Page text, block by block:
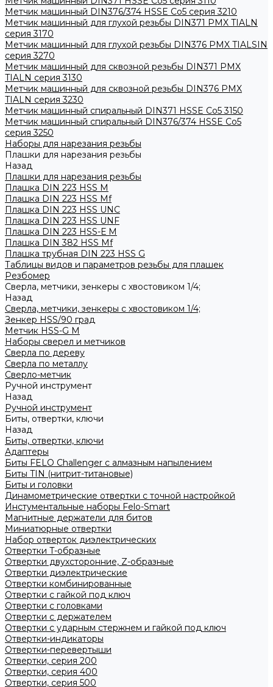
Метчик машинный DIN376/374 HSSE Co5 серия 3210
Метчик машинный для глухой резьбы DIN371 PMX TIALN
серия 3170
Метчик машинный для глухой резьбы DIN376 PMX TIALSIN
серия 3270
Метчик машинный для сквозной резьбы DIN371 PMX
TIALN серия 3130
Метчик машинный для сквозной резьбы DIN376 PMX
TIALN серия 3230
Метчик машинный спиральный DIN371 HSSE Co5 3150
Метчик машинный спиральный DIN376/374 HSSE Co5
серия 3250
Наборы для нарезания резьбы
Плашки для нарезания резьбы
Назад
Плашки для нарезания резьбы
Плашка DIN 223 HSS M
Плашка DIN 223 HSS Mf
Плашка DIN 223 HSS UNC
Плашка DIN 223 HSS UNF
Плашка DIN 223 HSS-Е M
Плашка DIN 382 HSS Mf
Плашка трубная DIN 223 HSS G
Таблицы видов и параметров резьбы для плашек
Резбомер
Сверла, метчики, зенкеры с хвостовиком 1/4;
Назад
Сверла, метчики, зенкеры с хвостовиком 1/4;
Зенкер HSS/90 град
Метчик HSS-G М
Наборы сверел и метчиков
Сверла по дереву
Сверла по металлу
Сверло-метчик
Ручной инструмент
Назад
Ручной инструмент
Биты, отвертки, ключи
Назад
Биты, отвертки, ключи
Адаптеры
Биты FELO Challenger с алмазным напылением
Биты TIN (нитрит-титановые)
Биты и головки
Динамометрические отвертки с точной настройкой
Инстументальные наборы Felo-Smart
Магнитные держатели для битов
Миниатюрные отвертки
Набор отверток диэлектрических
Отвертки T-образные
Отвертки двухсторонние, Z-образные
Отвертки диэлектрические
Отвертки комбинированные
Отвертки с гайкой под ключ
Отвертки с головками
Отвертки с держателем
Отвертки с ударным стержнем и гайкой под ключ
Отвертки-индикаторы
Отвертки-перевертыши
Отвертки, серия 200
Отвертки, серия 400
Отвертки, серия 500